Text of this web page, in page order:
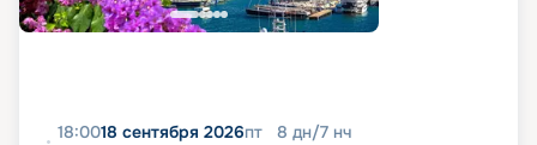
18:0018 сентября 2026пт 8 дн/7 нч